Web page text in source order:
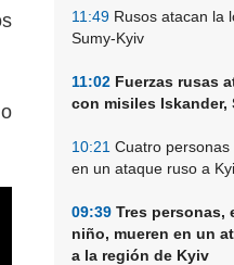
11:49 Rusos atacan la
Sumy-Kyiv
11:02 Fuerzas rusas
con misiles Iskander,
10:21 Cuatro
en un ataque ruso a
09:39 Tres personas,
niño, mueren en un
a la región de Kyiv